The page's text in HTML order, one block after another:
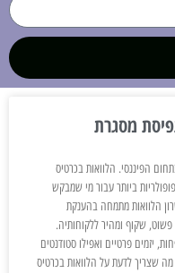
מסגרת
הפיננסי. הלוואות בכרטיס
ביותר עבור מי שמבקש
הלוואות מתמחה בהענקת
שקוף ומהיר ללקוחותיה.
יזמים פרטיים ואפילו סטודנטים
שצריך לדעת על הלוואות בכרטיס